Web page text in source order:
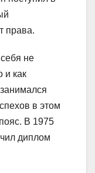
права.
не
и как
в этом
В 1975
диплом